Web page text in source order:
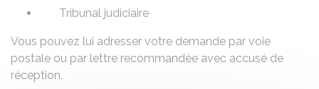
Tribunal judiciaire
Vous pouvez lui adresser votre demande par voie
postale ou par lettre recommandée avec accusé de
réception.